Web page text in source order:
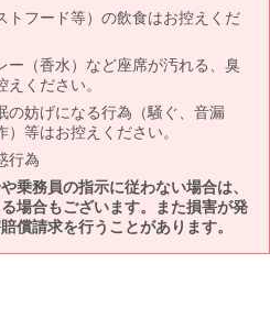
トフード等）の飲食はお控えくだ
ー（香水）など座席が汚れる、臭
ください。
の妨げになる行為（騒ぐ、音漏
等はお控えください。
行為
乗務員の指示に従わない場合は、
場合もございます。また損害が発
償請求を行うことがあります。